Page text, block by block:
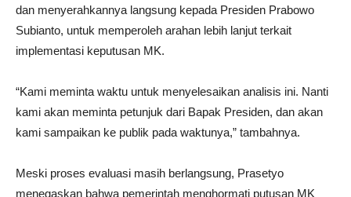
dan menyerahkannya langsung kepada Presiden Prabowo
Subianto, untuk memperoleh arahan lebih lanjut terkait
implementasi keputusan MK.
“Kami meminta waktu untuk menyelesaikan analisis ini. Nanti
kami akan meminta petunjuk dari Bapak Presiden, dan akan
kami sampaikan ke publik pada waktunya,” tambahnya.
Meski proses evaluasi masih berlangsung, Prasetyo
menegaskan bahwa pemerintah menghormati putusan MK